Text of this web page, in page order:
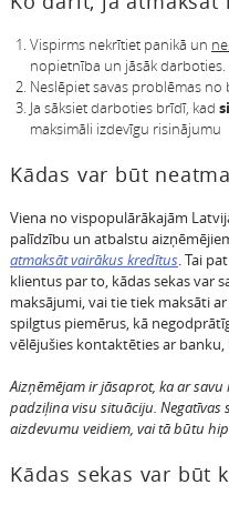
Vispirms nekrītiet panikā un
nopietnība un jāsāk darboties.
Neslēpiet savas problēmas
Ja sāksiet darboties brīdī, kad
maksimāli izdevīgu risinājumu
Kādas var būt
Viena no vispopulārākajām
palīdzību un atbalstu
atmaksāt vairākus kredītus. Tai
klientus par to, kādas sekas var
maksājumi, vai tie tiek maksāti
spilgtus piemērus, kā
vēlējušies kontaktēties ar
Aizņēmējam ir jāsaprot, ka ar
padziļina visu situāciju. Negatīvas
aizdevumu veidiem, vai tā būtu
Kādas sekas var būt